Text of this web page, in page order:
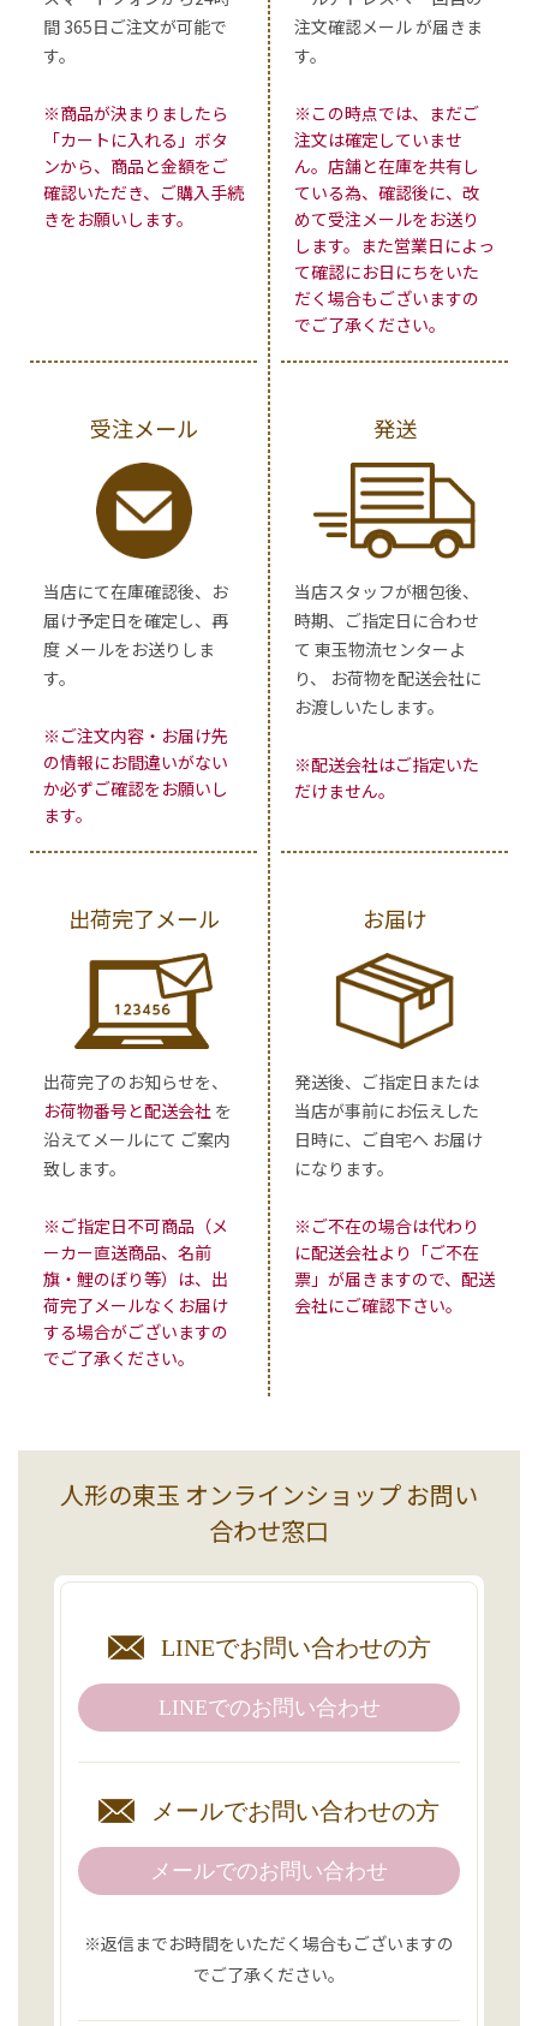
間 365日ご注文が可能で
す。
※商品が決まりましたら
「カートに入れる」ボタ
ンから、商品と金額をご
確認いただき、ご購入手続
きをお願いします。
注文確認メール が届きま
す。
※この時点では、まだご
注文は確定していませ
ん。店舗と在庫を共有し
ている為、確認後に、改
めて受注メールをお送り
します。また営業日によっ
て確認にお日にちをいた
だく場合もございますの
でご了承ください。
受注メール
当店にて在庫確認後、お
届け予定日を確定し、再
度 メールをお送りしま
す。
※ご注文内容・お届け先
の情報にお間違いがない
か必ずご確認をお願いし
ます。
発送
当店スタッフが梱包後、
時期、ご指定日に合わせ
て 東玉物流センターよ
り、 お荷物を配送会社に
お渡しいたします。
※配送会社はご指定いた
だけません。
出荷完了メール
出荷完了のお知らせを、
お荷物番号と配送会社 を
沿えてメールにて ご案内
致します。
※ご指定日不可商品（メ
ーカー直送商品、名前
旗・鯉のぼり等）は、出
荷完了メールなくお届け
する場合がございますの
でご了承ください。
お届け
発送後、ご指定日または
当店が事前にお伝えした
日時に、ご自宅へ お届け
になります。
※ご不在の場合は代わり
に配送会社より「ご不在
票」が届きますので、配送
会社にご確認下さい。
人形の東玉 オンラインショップ お問い
合わせ窓口
LINEでお問い合わせの方
LINEでのお問い合わせ
メールでお問い合わせの方
メールでのお問い合わせ
※返信までお時間をいただく場合もございますの
でご了承ください。